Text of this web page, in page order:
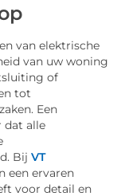
van elektrische
van uw woning
of
tot
Een
dat alle
Bij VT
een ervaren
voor detail en